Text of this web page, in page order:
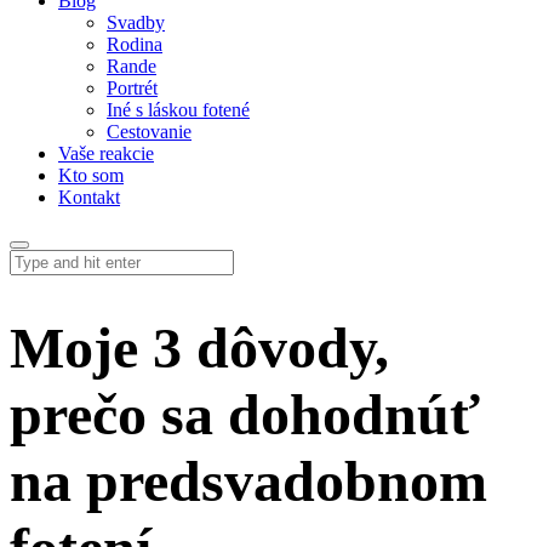
Svadby
Rodina
Rande
Portrét
Iné s láskou fotené
Cestovanie
Vaše reakcie
Kto som
Kontakt
Moje 3 dôvody,
prečo sa dohodnúť
na predsvadobnom